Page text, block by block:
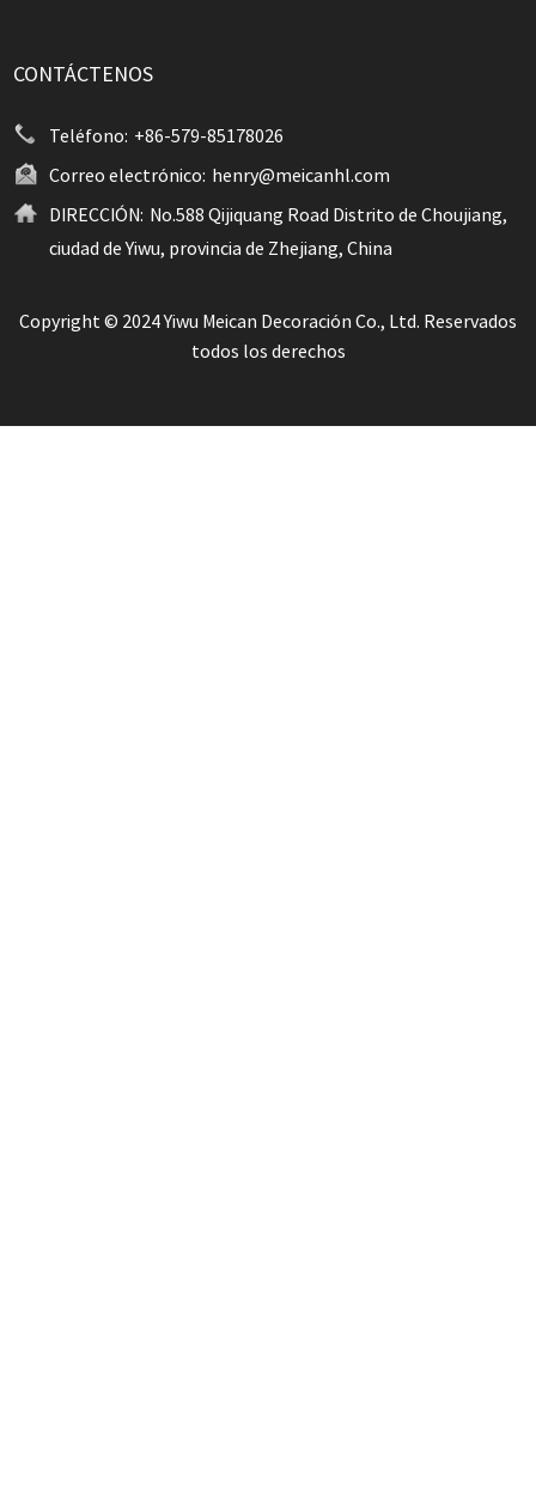
CONTÁCTENOS
Teléfono: +86-579-85178026
Correo electrónico: henry@meicanhl.com
DIRECCIÓN: No.588 Qijiquang Road Distrito de Choujiang,
ciudad de Yiwu, provincia de Zhejiang, China
Copyright © 2024 Yiwu Meican Decoración Co., Ltd. Reservados
todos los derechos